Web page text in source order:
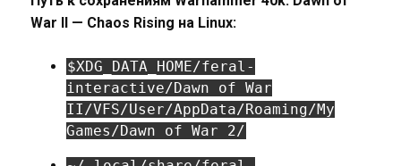
War II — Chaos Rising на Linux:
$XDG_DATA_HOME/feral-
interactive/Dawn of War
II/VFS/User/AppData/Roaming/My
Games/Dawn of War 2/